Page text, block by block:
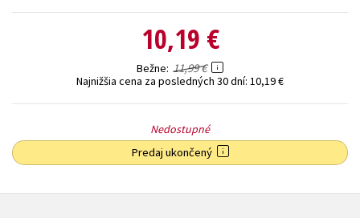
10,19 €
Bežne 11,99 €
Najnižšia cena za posledných 30 dní: 10,19 €
Nedostupné
Predaj ukončený